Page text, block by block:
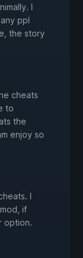
I
ppl
the story
cheats
to
the
enjoy so
I
if
option.